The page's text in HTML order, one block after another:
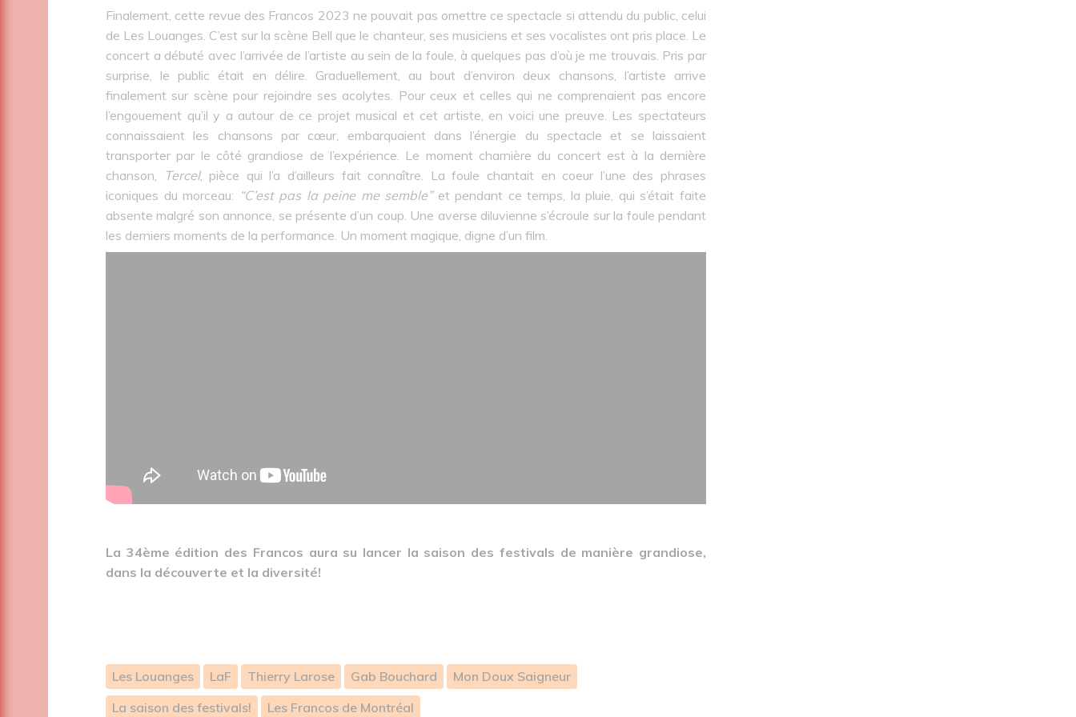
Finalement, cette revue des Francos 2023 ne pouvait pas omettre ce spectacle si attendu du public, celui
de Les Louanges. C’est sur la scène Bell que le chanteur, ses musiciens et ses vocalistes ont pris place. Le
concert a débuté avec l’arrivée de l’artiste au sein de la foule, à quelques pas d’où je me trouvais. Pris par
surprise, le public était en délire. Graduellement, au bout d’environ deux chansons, l’artiste arrive
finalement sur scène pour rejoindre ses acolytes. Pour ceux et celles qui ne comprenaient pas encore
l’engouement qu’il y a autour de ce projet musical et cet artiste, en voici une preuve. Les spectateurs
connaissaient les chansons par cœur, embarquaient dans l’énergie du spectacle et se laissaient
transporter par le côté grandiose de l’expérience. Le moment charnière du concert est à la dernière
chanson,
Tercel, pièce qui l’a d’ailleurs fait connaître. La foule chantait en coeur l’une des phrases
iconiques du morceau: “C’est pas la peine me semble”et pendant ce temps, la pluie, qui s’était faite
absente malgré son annonce, se présente d’un coup. Une averse diluvienne s’écroule sur la foule pendant
les derniers moments de la performance. Un moment magique, digne d’un film.
La 34ème édition des Francos aura su lancer la saison des festivals de manière grandiose,
dans la découverte et la diversité!
Les Louanges LaF Thierry Larose Gab Bouchard
Mon Doux Saigneur
La saison des festivals!
Les Francos de Montréal